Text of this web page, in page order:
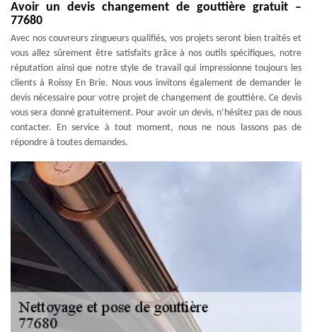
Avoir un devis changement de gouttière gratuit –
77680
Avec nos couvreurs zingueurs qualifiés, vos projets seront bien traités et
vous allez sûrement être satisfaits grâce à nos outils spécifiques, notre
réputation ainsi que notre style de travail qui impressionne toujours les
clients à Roissy En Brie. Nous vous invitons également de demander le
devis nécessaire pour votre projet de changement de gouttière. Ce devis
vous sera donné gratuitement. Pour avoir un devis, n’hésitez pas de nous
contacter. En service à tout moment, nous ne nous lassons pas de
répondre à toutes demandes.